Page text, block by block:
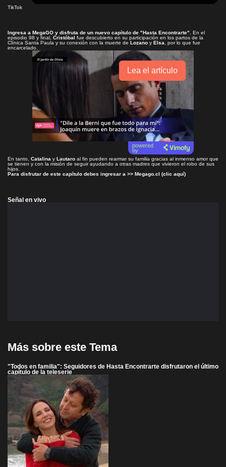
TikTok
Ingresa a MegaGO y disfruta de un nuevo capítulo de "Hasta Encontrarte"
En el
episodio 98 y final, Cristóbal fue descubierto en su participación en los partos de la
Clínica Santa Paula y su conexión con la muerte de Lozano y Elsa , por lo que fue
encarcelado.
Lea el artículo
powered
by
En tanto, Catalina y Lautaro al fin pueden rearmar su familia gracias al inmenso amor que
se tienen y con la misión de seguir ayudando a otras madres que vivieron el robo de sus
hijos.
Para disfrutar de este capítulo debes ingresar a >> Megago.cl (clic aquí)
Señal en vivo
Más sobre este Tema
"Todos en familia": Seguidores de Hasta Encontrarte disfrutaron el último
capítulo de la teleserie